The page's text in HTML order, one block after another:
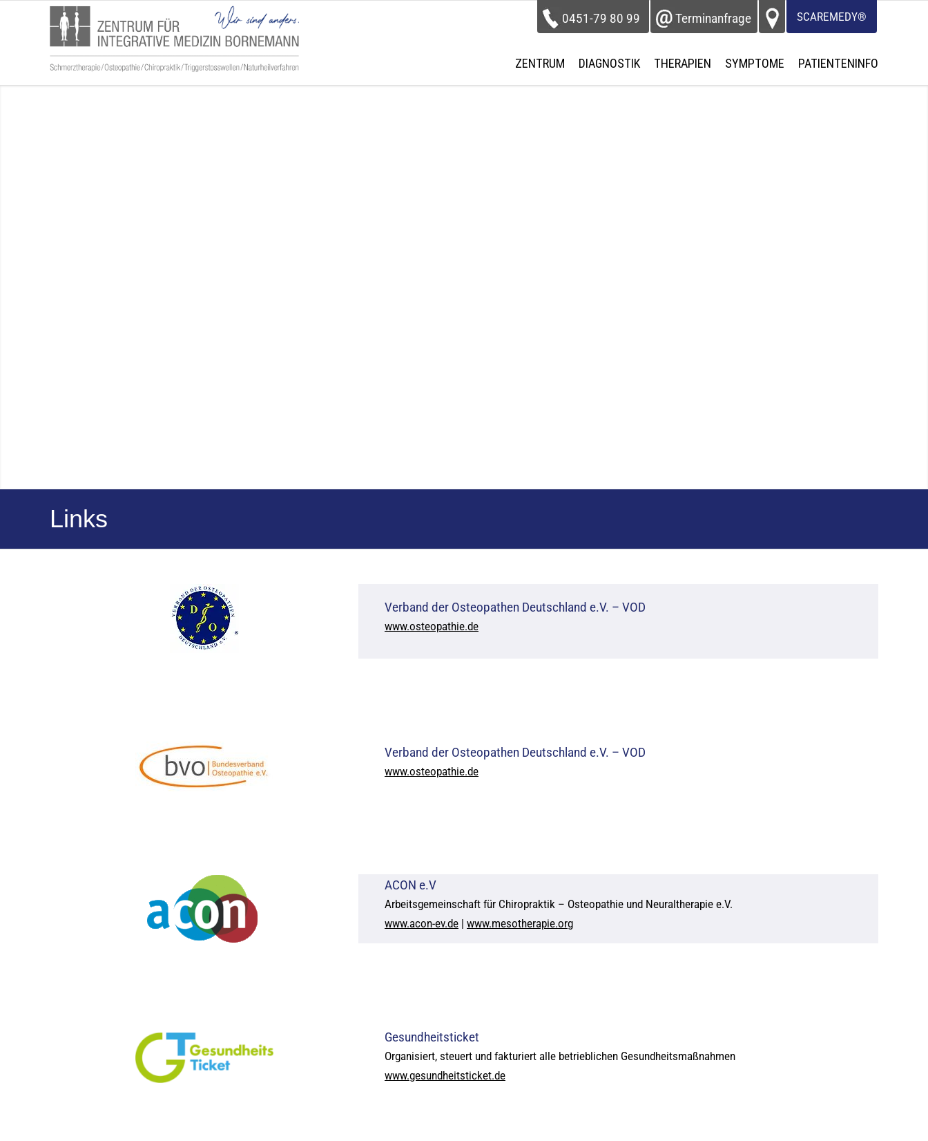
0451-79 80 99 Terminanfrage SCAREMEDY®
ZENTRUM DIAGNOSTIK THERAPIEN SYMPTOME PATIENTENINFO
Links
Verband der Osteopathen Deutschland e.V. – VOD
www.osteopathie.de
Verband der Osteopathen Deutschland e.V. – VOD
www.osteopathie.de
ACON e.V
Arbeitsgemeinschaft für Chiropraktik – Osteopathie und Neuraltherapie e.V.
www.acon-ev.de | www.mesotherapie.org
Gesundheitsticket
Organisiert, steuert und fakturiert alle betrieblichen Gesundheitsmaßnahmen
www.gesundheitsticket.de